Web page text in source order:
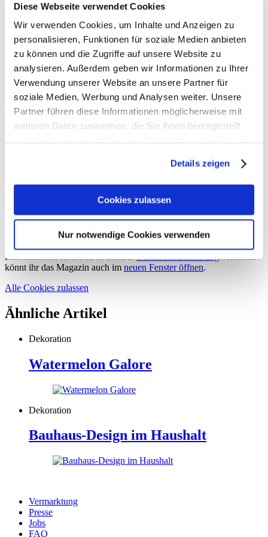
Diese Webseite verwendet Cookies
Wir verwenden Cookies, um Inhalte und Anzeigen zu
personalisieren, Funktionen für soziale Medien anbieten
zu können und die Zugriffe auf unsere Website zu
analysieren. Außerdem geben wir Informationen zu Ihrer
Verwendung unserer Website an unsere Partner für
soziale Medien, Werbung und Analysen weiter. Unsere
Partner führen diese Informationen möglicherweise mit
weiteren Daten zusammen, die Sie ihnen bereitgestellt
Details zeigen
Cookies zulassen
Nur notwendige Cookies verwenden
Gewürze der Saison –
Unverwechselbare
Weihnachtsgewürze
Einige Gewürze schreien geradezu nach Weihnachten. Sternanis
zum Beispiel wäre zu jeder anderen Zeit des Jahres fehl am Platz,
während euch nur ein Hauch Muskatnuss in der Nase zum nächsten
Eierpunsch greifen lässt. Wir haben sechs Gewürze der Saison
zusammengestellt, die die Feiertage bestimmen und die noch ein
Ausgabe 32-1/2017
Christian Näthler
Zustimmung zur Verwendung von Cookies
Um dieses Magazin anzeigen zu können, müsst ihr zuerst die
Verwendung von Cookies auf unserer Website zulassen. Weitere
Informationen findet ihr in unserer
könnt ihr das Magazin auch im neuen Fenster öffnen.
Alle Cookies zulassen
Ähnliche Artikel
Dekoration
Watermelon Galore
Dekoration
Bauhaus-Design im Haushalt
Vermarktung
Presse
Jobs
FAQ